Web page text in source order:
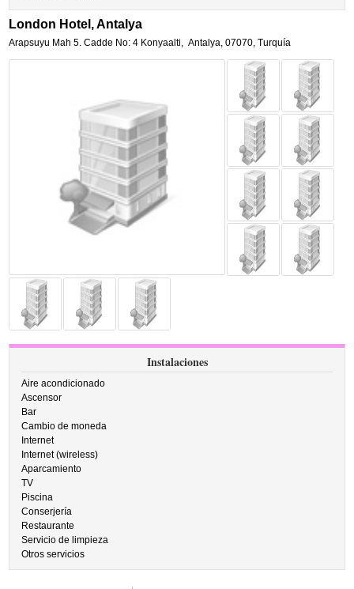
London Hotel, Antalya
Arapsuyu Mah 5. Cadde No: 4 Konyaalti, Antalya,07070, Turquía
Instalaciones
Aire acondicionado
Ascensor
Bar
Cambio de moneda
Internet
Internet (wireless)
Aparcamiento
TV
Piscina
Conserjería
Restaurante
Servicio de limpieza
Otros servicios